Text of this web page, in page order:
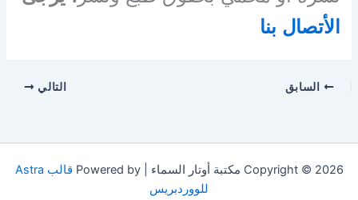
الأتصال بنا
السابق التالي
Copyright © 2026 مكتبة أوتار السماء | Powered by
قالب Astra
للووردبريس